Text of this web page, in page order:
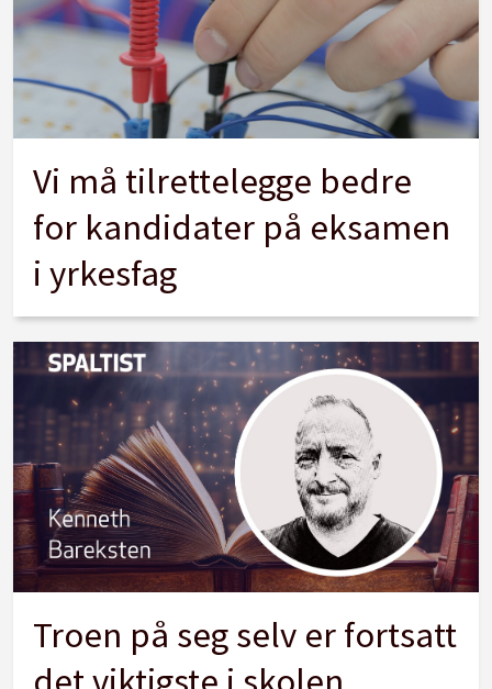
Vi må tilrettelegge bedre
for kandidater på eksamen
i yrkesfag
Troen på seg selv er fortsatt